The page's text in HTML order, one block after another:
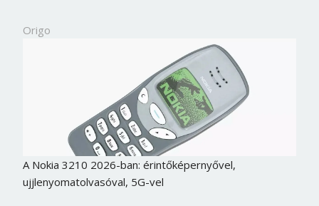
Origo
A Nokia 3210 2026-ban: érintőképernyővel,
ujjlenyomatolvasóval, 5G-vel